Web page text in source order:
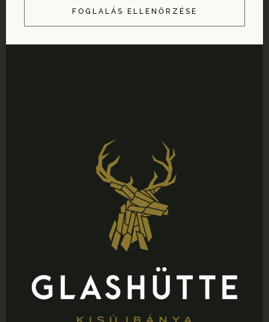
FOGLALÁS ELLENŐRZÉSE